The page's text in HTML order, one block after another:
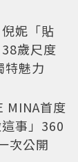
妮「貼
歲尺度
特魅力
MINA首度
事」360
次公開